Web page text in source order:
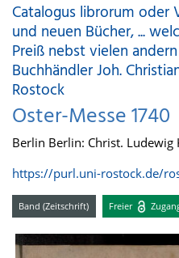
Catalogus librorum oder
und neuen Bücher, ...
Preiß nebst vielen
Buchhändler Joh.
Rostock
Oster-Messe 1740
Berlin Berlin: Christ. Ludewig
https://purl.uni-rostock.de/
Band (Zeitschrift) Freier